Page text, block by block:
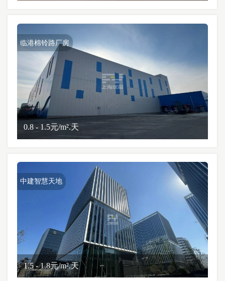
临港棉铃路厂房
0.8 - 1.5元/m².天
中建智慧天地
1.5 - 1.8元/m².天